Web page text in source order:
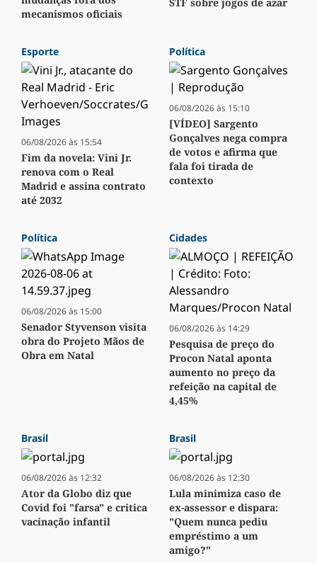
mecanismos oficiais
Esporte
06/08/2026 às 15:54
Fim da novela: Vini Jr.
renova com o Real
Madrid e assina contrato
até 2032
Política
06/08/2026 às 15:10
[VÍDEO] Sargento
Gonçalves nega compra
de votos e afirma que
fala foi tirada de
contexto
Política
06/08/2026 às 15:00
Senador Styvenson visita
obra do Projeto Mãos de
Obra em Natal
Cidades
06/08/2026 às 14:29
Pesquisa de preço do
Procon Natal aponta
aumento no preço da
refeição na capital de
4,45%
Brasil
06/08/2026 às 12:32
Ator da Globo diz que
Covid foi "farsa" e critica
vacinação infantil
Brasil
06/08/2026 às 12:30
Lula minimiza caso de
ex-assessor e dispara:
"Quem nunca pediu
empréstimo a um
amigo?"